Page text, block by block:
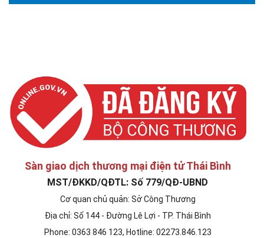
Sàn giao dịch thương mại điện tử Thái Bình
MST/ĐKKD/QĐTL: Số 779/QĐ-UBND
Cơ quan chủ quản: Sở Công Thương
Địa chỉ: Số 144 - Đường Lê Lợi - TP. Thái Bình
Phone: 0363 846 123, Hotline: 02273.846.123